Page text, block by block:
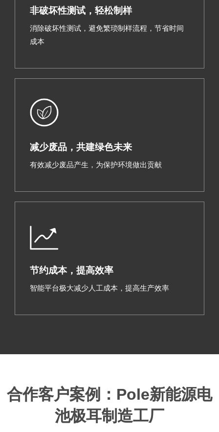
非破坏性测试，轻松制样
消除破坏性测试，避免繁琐制样流程，节省时间
成本
减少废品，共建绿色未来
有效减少废品产生，为保护环境做出贡献
节约成本，提高效率
智能平台极大减少人工成本，提高生产效率
合作客户案例：Pole新能源电
池极耳制造工厂